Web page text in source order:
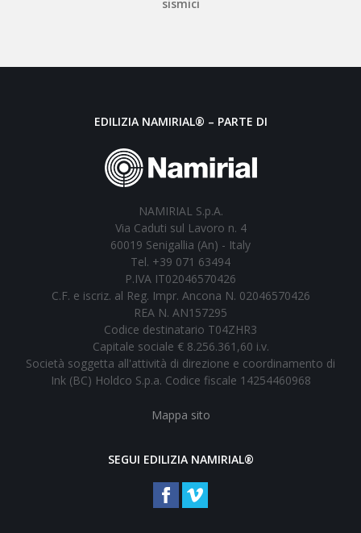
sismici
EDILIZIA NAMIRIAL® – PARTE DI
NAMIRIAL S.p.A.
Via Caduti sul Lavoro n. 4
60019 Senigallia (An) - Italy
Tel. +39 071 63494
P.IVA IT02046570426
C.F. e iscriz. al Reg. Impr. Ancona N. 02046570426
REA N. AN157295
Codice destinatario T04ZHR3
Capitale sociale € 8.256.361,60 i.v.
Società soggetta all'attività di direzione e coordinamento di
Ink (BC) Holdco S.p.a. Codice fiscale 14254460968
Mappa sito
SEGUI EDILIZIA NAMIRIAL®